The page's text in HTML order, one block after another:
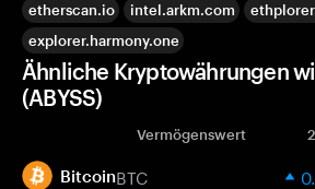
etherscan.io intel.arkm.com
explorer.harmony.one
Ähnliche Kryptowährungen
(ABYSS)
Vermögenswert
BitcoinBTC